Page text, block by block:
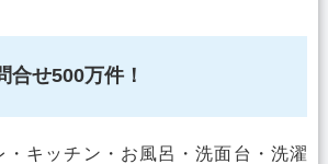
合せ500万件！
・キッチン・お風呂・洗面台・洗濯